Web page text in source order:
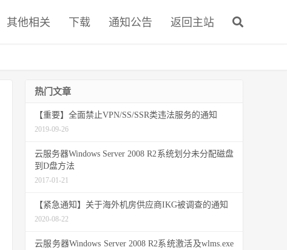
其他相关 下载 通知公告 返回主站
热门文章
【重要】全面禁止VPN/SS/SSR类违法服务的通知
2019-09-26
云服务器Windows Server 2008 R2系统划分未分配磁盘
到D盘方法
2017-01-21
【紧急通知】关于海外机房供应商IKG被调查的通知
2020-08-22
云服务器Windows Server 2008 R2系统激活及wlms.exe